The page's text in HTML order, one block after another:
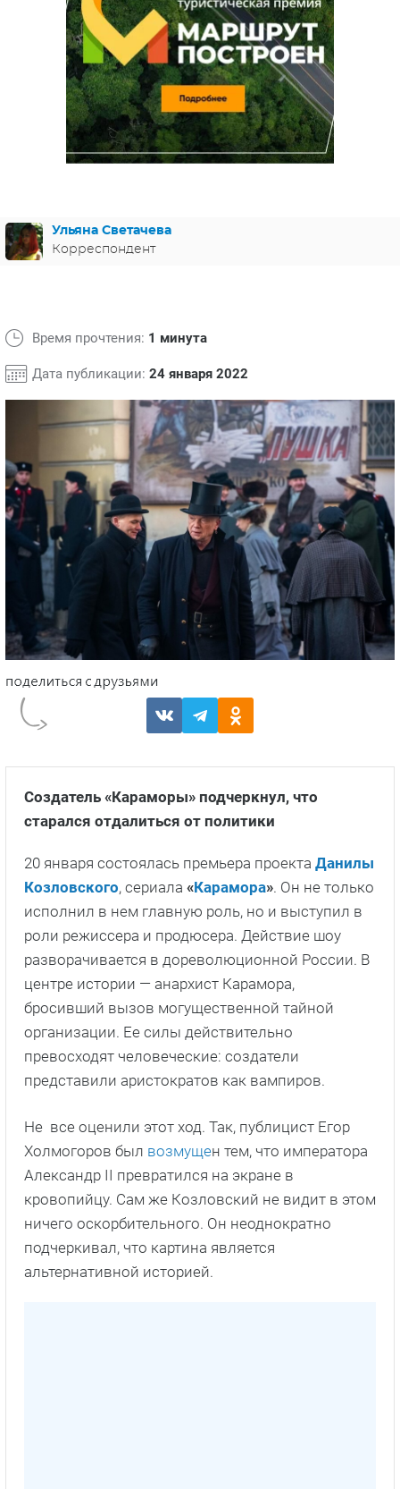
МЕЛОДРАМЫ
ИСПАНИЯ
ФРАНЦИЯ
ГЕРМАНИЯ
СВЕТСКИЕ НОВОСТИ
СПОЙЛЕРЫ ИЗ СЕРИАЛОВ
Ульяна Светачева
Корреспондент
Время прочтения: 1 минута
Дата публикации: 24 января 2022
Создатель «Караморы» подчеркнул, что
старался отдалиться от политики
20 января состоялась премьера проекта Данилы
Козловского, сериала «Карамора». Он не только
исполнил в нем главную роль, но и выступил в
роли режиссера и продюсера. Действие шоу
разворачивается в дореволюционной России. В
центре истории — анархист Карамора,
бросивший вызов могущественной тайной
организации. Ее силы действительно
превосходят человеческие: создатели
представили аристократов как вампиров.
Не все оценили этот ход. Так, публицист Егор
Холмогоров был возмущен тем, что императора
Александр II превратился на экране в
кровопийцу. Сам же Козловский не видит в этом
ничего оскорбительного. Он неоднократно
подчеркивал, что картина является
альтернативной историей.